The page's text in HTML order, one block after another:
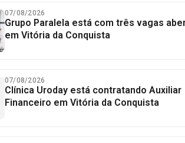
07/08/2026
Grupo Paralela está com três vagas
em Vitória da Conquista
07/08/2026
Clínica Uroday está contratando Auxiliar
Financeiro em Vitória da Conquista